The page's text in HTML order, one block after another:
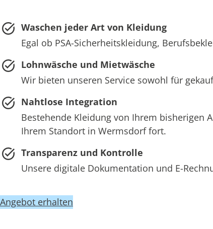
Waschen jeder Art von Kleidung
Egal ob PSA-Sicherheitskleidung,
Lohnwäsche und Mietwäsche
Wir bieten unseren Service sowohl für
Nahtlose Integration
Bestehende Kleidung von Ihrem bisherigen
Ihrem Standort in Wermsdorf fort.
Transparenz und Kontrolle
Unsere digitale Dokumentation und E-
Angebot erhalten